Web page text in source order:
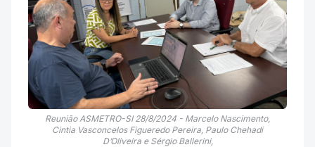
Reunião ASMETRO-SI 28/8/2024 - Marcelo Nascimento,
Cintia Vasconcelos Figueredo Pereira, Paulo Chehadi
D’Oliveira e Sérgio Ballerini,